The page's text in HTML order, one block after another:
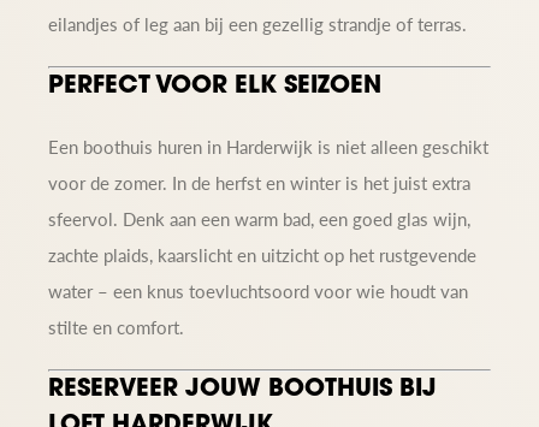
eilandjes of leg aan bij een gezellig strandje of terras.
PERFECT VOOR ELK SEIZOEN
Een boothuis huren in Harderwijk is niet alleen geschikt
voor de zomer. In de herfst en winter is het juist extra
sfeervol. Denk aan een warm bad, een goed glas wijn,
zachte plaids, kaarslicht en uitzicht op het rustgevende
water – een knus toevluchtsoord voor wie houdt van
stilte en comfort.
RESERVEER JOUW BOOTHUIS BIJ